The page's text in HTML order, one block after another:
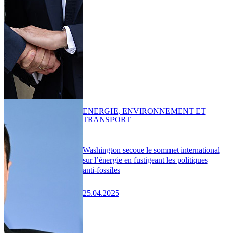
Washington secoue le sommet international
sur l’énergie en fustigeant les politiques
anti-fossiles
25.04.2025
ENERGIE, ENVIRONNEMENT ET
TRANSPORT